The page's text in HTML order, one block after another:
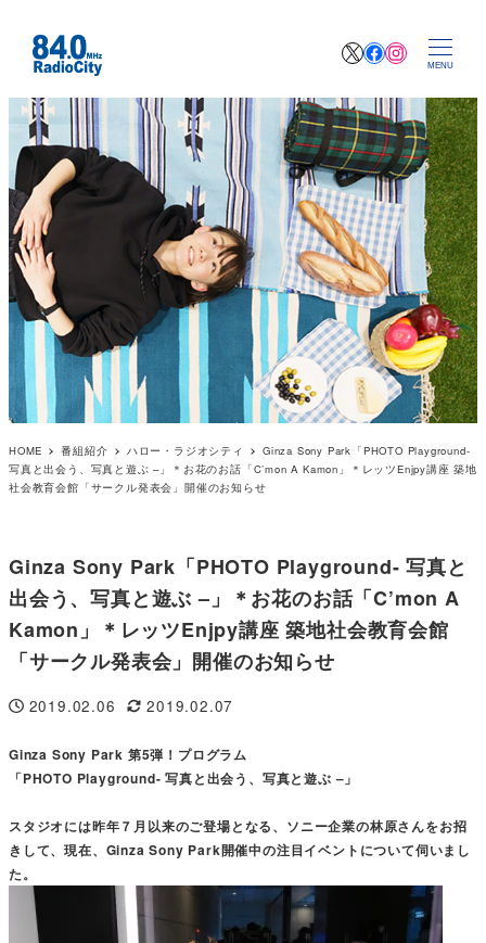
XFacebook
MENU
HOME 番組紹介 ハロー・ラジオシティ
Ginza Sony Park「PHOTO Playground-
写真と出会う、写真と遊ぶ –」＊お花のお話「C’mon A Kamon」＊レッツEnjpy講座 築地
社会教育会館「サークル発表会」開催のお知らせ
Ginza Sony Park「PHOTO Playground- 写真と
出会う、写真と遊ぶ –」＊お花のお話「C’mon A
Kamon」＊レッツEnjpy講座 築地社会教育会館
「サークル発表会」開催のお知らせ
投稿日
2019.02.06
更新日
2019.02.07
Ginza Sony Park 第5弾！プログラム
「PHOTO Playground- 写真と出会う、写真と遊ぶ –」
スタジオには昨年７月以来のご登場となる、ソニー企業の林原さんをお招
きして、現在、Ginza Sony Park開催中の注目イベントについて伺いまし
た。